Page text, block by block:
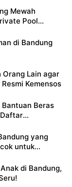
Mewah
Pool
di Bandung
Orang Lain agar
Kemensos
Bantuan Beras
yang
untuk
di Bandung,